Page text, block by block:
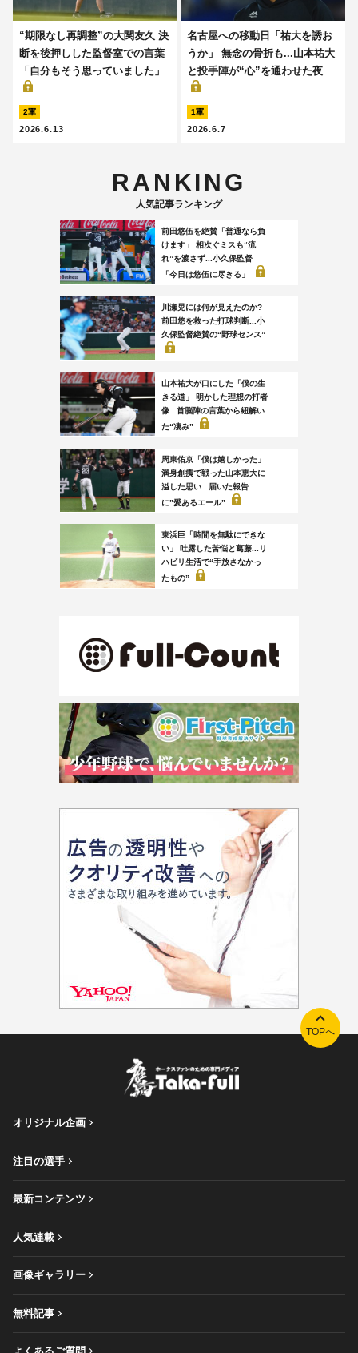
“期限なし再調整”の大関友久 決
断を後押しした監督室での言葉
「自分もそう思っていました」
2軍
2026.6.13
名古屋への移動日「祐大を誘お
うか」 無念の骨折も...山本祐大
と投手陣が“心”を通わせた夜
1軍
2026.6.7
RANKING
人気記事ランキング
前田悠伍を絶賛「普通なら負
けます」 相次ぐミスも“流
れ”を渡さず...小久保監督
「今日は悠伍に尽きる」
川瀬晃には何が見えたのか?
前田悠を救った打球判断...小
久保監督絶賛の“野球センス”
山本祐大が口にした「僕の生
きる道」 明かした理想の打者
像...首脳陣の言葉から紐解い
た“凄み”
周東佑京「僕は嬉しかった」
満身創痍で戦った山本恵大に
溢した思い...届いた報告
に”愛あるエール”
東浜巨「時間を無駄にできな
い」 吐露した苦悩と葛藤...リ
ハビリ生活で“手放さなかっ
たもの”
TOPへ
オリジナル企画
注目の選手
最新コンテンツ
人気連載
画像ギャラリー
無料記事